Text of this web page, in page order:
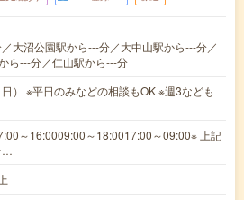
大沼公園駅から---分／大中山駅から---分／
ら---分／仁山駅から---分
） ※平日のみなどの相談もOK ※週3なども
～16:0009:00～18:0017:00～09:00※ 上記
…